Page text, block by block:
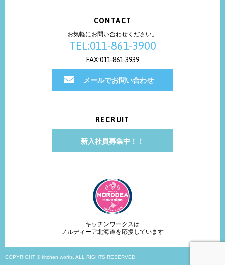
CONTACT
お気軽にお問い合わせください。
TEL:011-861-3900
FAX:011-861-3939
メールでお問い合わせ
RECRUIT
新入社員募集中！！
キッチンワークスは
ノルディーア北海道を応援しています
COPYRIGHT © kitchen works. ALL RIGHTS RESERVED.